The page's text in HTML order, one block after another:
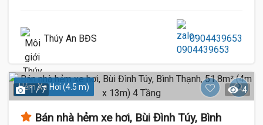
Thúy An BĐS 0904439653
Hẻm Xe Hơi (4.5 m)
1 / 7 4
Bán nhà hẻm xe hơi, Bùi Đình Túy, Bình